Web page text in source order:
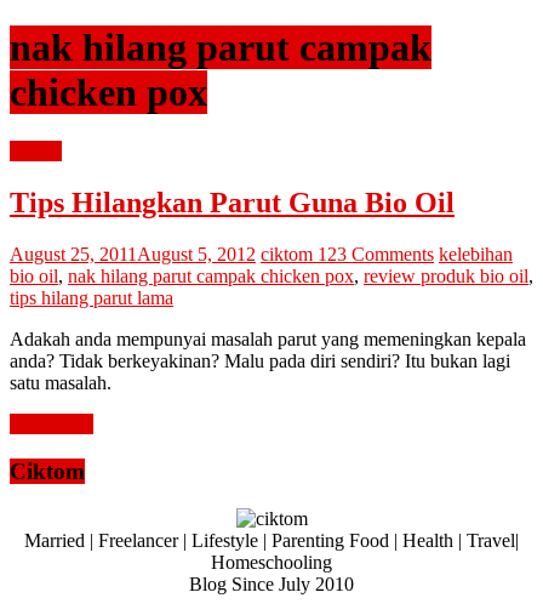
nak hilang parut campak
chicken pox
Tips Hilangkan Parut Guna Bio Oil
August 25, 2011 August 5, 2012 ciktom 123 Comments kelebihan
bio oil, nak hilang parut campak chicken pox, review produk bio oil,
tips hilang parut lama
Adakah anda mempunyai masalah parut yang memeningkan kepala
anda? Tidak berkeyakinan? Malu pada diri sendiri? Itu bukan lagi
satu masalah.
Ciktom
Married | Freelancer | Lifestyle | Parenting Food | Health | Travel|
Homeschooling
Blog Since July 2010